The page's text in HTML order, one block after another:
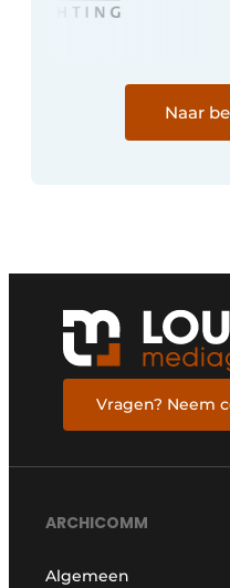
Naar
Vragen? Neem
ARCHICOMM
Algemeen